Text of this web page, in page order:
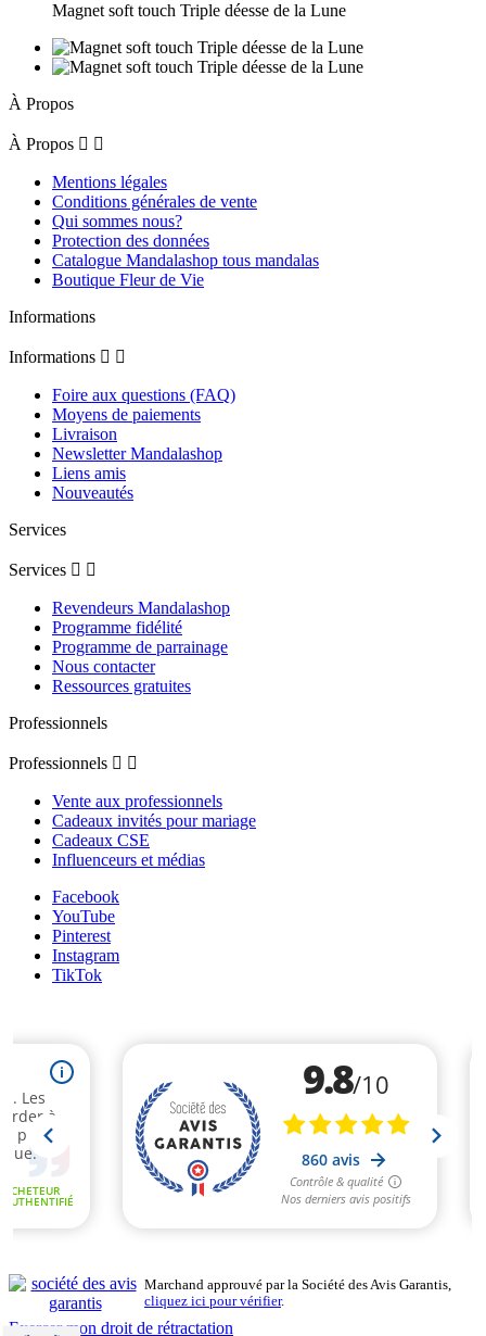
Magnet soft touch Triple déesse de la Lune
À Propos
À Propos  
Mentions légales
Conditions générales de vente
Qui sommes nous?
Protection des données
Catalogue Mandalashop tous mandalas
Boutique Fleur de Vie
Informations
Informations  
Foire aux questions (FAQ)
Moyens de paiements
Livraison
Newsletter Mandalashop
Liens amis
Nouveautés
Services
Services  
Revendeurs Mandalashop
Programme fidélité
Programme de parrainage
Nous contacter
Ressources gratuites
Professionnels
Professionnels  
Vente aux professionnels
Cadeaux invités pour mariage
Cadeaux CSE
Influenceurs et médias
Facebook
YouTube
Pinterest
Instagram
TikTok
Marchand approuvé par la Société des Avis Garantis,
cliquez ici pour vérifier.
Exercer mon droit de rétractation